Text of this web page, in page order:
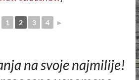
1 2 3 4 ►
na svoje najmilije!